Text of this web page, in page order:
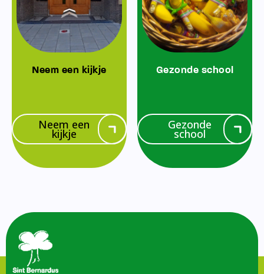
Neem een kijkje
Neem een
kijkje
Gezonde school
Gezonde
school